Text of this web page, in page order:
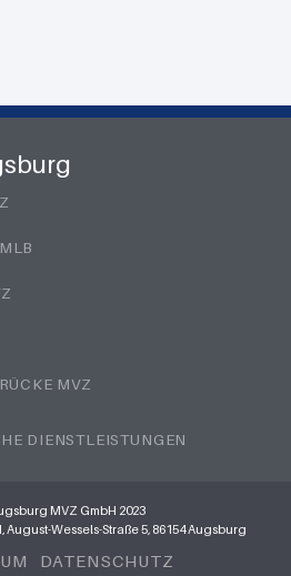
MVZ GmbH 2023
Wessels-Straße 5, 86154 Augsburg
DATENSCHUTZ
MVZ
DIENSTLEISTUNGEN